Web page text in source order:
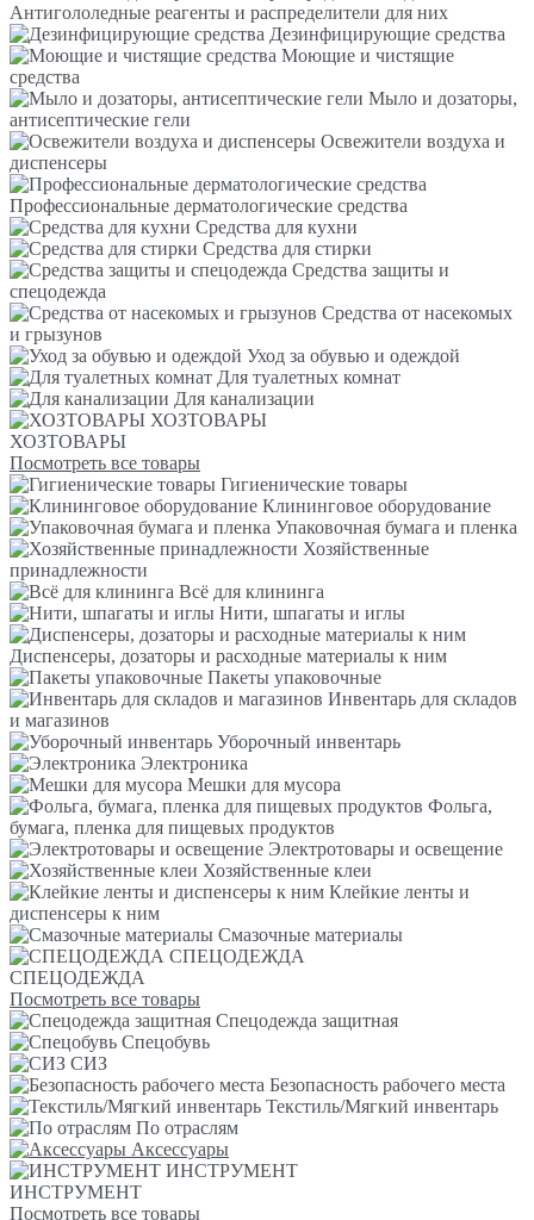
Антигололедные реагенты и распределители для них
Дезинфицирующие средства
Моющие и чистящие
средства
Мыло и дозаторы,
антисептические гели
Освежители воздуха и
диспенсеры
Профессиональные дерматологические средства
Средства для кухни
Средства для стирки
Средства защиты и
спецодежда
Средства от насекомых
и грызунов
Уход за обувью и одеждой
Для туалетных комнат
Для канализации
ХОЗТОВАРЫ
ХОЗТОВАРЫ
Посмотреть все товары
Гигиенические товары
Клининговое оборудование
Упаковочная бумага и пленка
Хозяйственные
принадлежности
Всё для клининга
Нити, шпагаты и иглы
Диспенсеры, дозаторы и расходные материалы к ним
Пакеты упаковочные
Инвентарь для складов
и магазинов
Уборочный инвентарь
Электроника
Мешки для мусора
Фольга,
бумага, пленка для пищевых продуктов
Электротовары и освещение
Хозяйственные клеи
Клейкие ленты и
диспенсеры к ним
Смазочные материалы
СПЕЦОДЕЖДА
СПЕЦОДЕЖДА
Посмотреть все товары
Спецодежда защитная
Спецобувь
СИЗ
Безопасность рабочего места
Текстиль/Мягкий инвентарь
По отраслям
Аксессуары
ИНСТРУМЕНТ
ИНСТРУМЕНТ
Посмотреть все товары